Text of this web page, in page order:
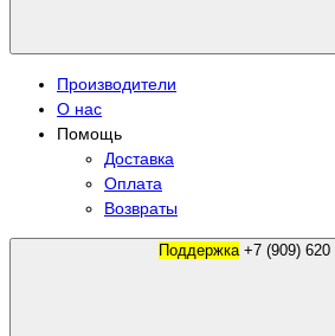
Производители
О нас
Помощь
Доставка
Оплата
Возвраты
Поддержка